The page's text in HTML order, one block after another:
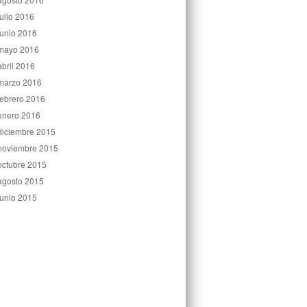
2016
2016
2016
2016
2016
2016
2016
2015
2015
2015
2015
2015